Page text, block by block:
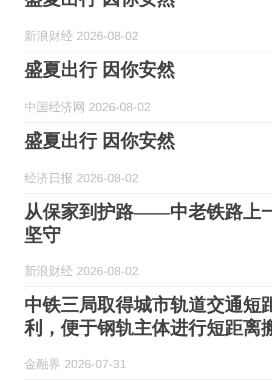
新浪财经 2026-08-02
盛夏出行 因你安然
中国经济网 2026-08-02
盛夏出行 因你安然
经济日报 2026-08-02
从保家到护路——中老铁路上
坚守
新浪财经 2026-08-02
中铁三局取得城市轨道交通短
利，便于钢轨主体进行短距离
金融界 2026-07-31